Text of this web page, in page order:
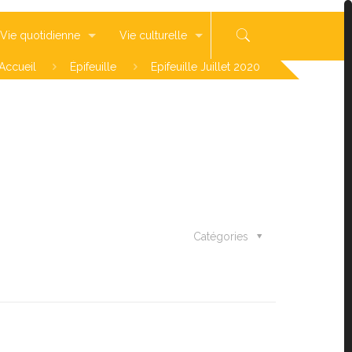
Vie quotidienne Vie culturelle
Épifeuille Epifeuille Juillet 2020
Catégories